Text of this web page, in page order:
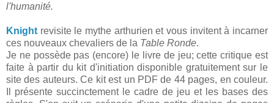
l'humanité.
Knight revisite le mythe arthurien et vous invitent à incarner
ces nouveaux chevaliers de la Table Ronde.
Je ne possède pas (encore) le livre de jeu; cette critique est
faite à partir du kit d'initiation disponible gratuitement sur le
site des auteurs. Ce kit est un PDF de 44 pages, en couleur.
Il présente succinctement le cadre de jeu et les bases des